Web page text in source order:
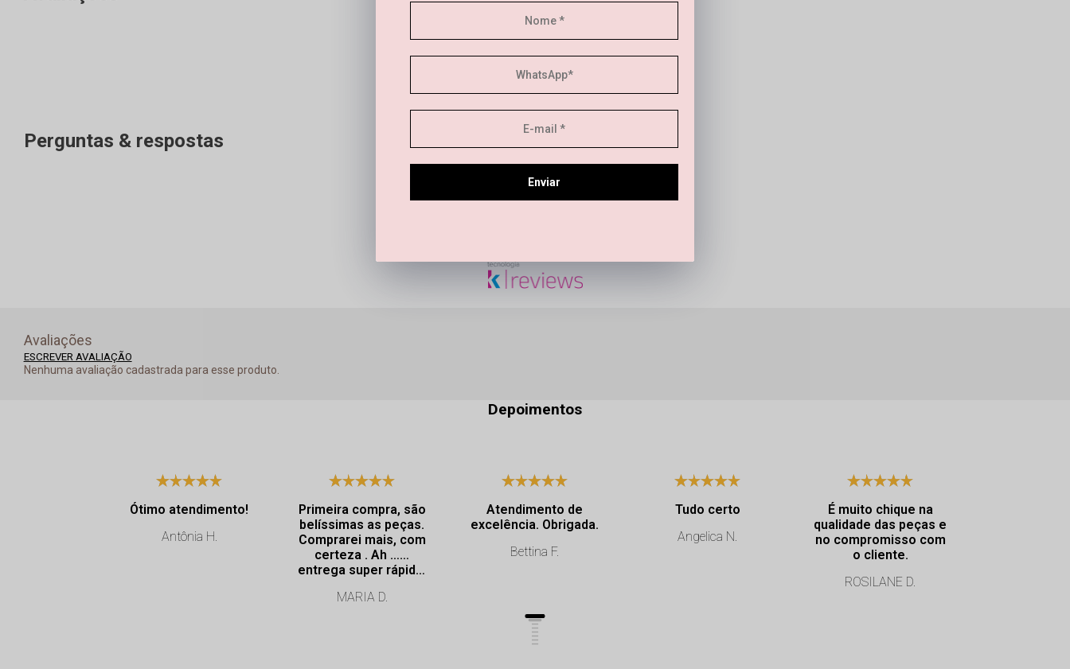
Este produto ainda não tem avaliações
SEJA O PRIMEIRO A AVALIAR
Perguntas & respostas
Avaliações
ESCREVER AVALIAÇÃO
Nenhuma avaliação cadastrada para esse produto.
Depoimentos
Ótimo atendimento!
Antônia H.
Primeira compra, são
belíssimas as peças.
Comprarei mais, com
certeza . Ah ……
entrega super rápida.
excelência.
MARIA D.
Atendimento de
excelência. Obrigada.
Bettina F.
Tudo certo
Angelica N.
É muito chique na
qualidade das peças e
no compromisso com
o cliente.
ROSILANE D.
Enviar